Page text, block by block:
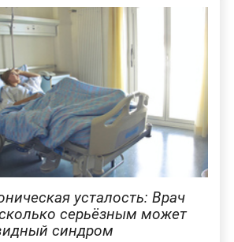
усталость: Врач
серьёзным может
синдром